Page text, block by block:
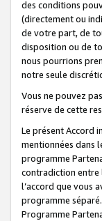
des conditions
(directement ou
de votre part, de
disposition ou de
nous pourrions
notre seule
Vous ne pouvez
réserve de cette
Le présent Accord
mentionnées dans
programme
contradiction entre
l’accord que vous
programme
Programme